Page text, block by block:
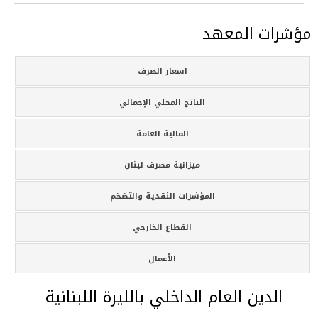
مؤشرات المعهد
اسعار الصرف
الناتج المحلي الإجمالي
المالية العامة
ميزانية مصرف لبنان
المؤشرات النقدية والتضخم
القطاع الخارجي
الأعمال
الدين العام الداخلي بالليرة اللبنانية